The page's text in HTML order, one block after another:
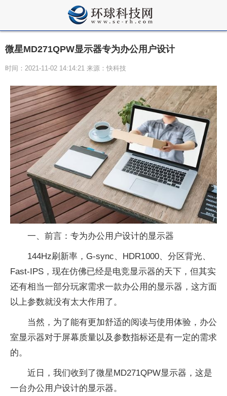
微星MD271QPW显示器专为办公用户设计
时间：2021-11-02 14:14:21 来源：快科技
一、前言：专为办公用户设计的显示器
144Hz刷新率，G-sync、HDR1000、分区背光、
Fast-IPS，现在仿佛已经是电竞显示器的天下，但其实
还有相当一部分玩家需求一款办公用的显示器，这方面
以上参数就没有太大作用了。
当然，为了能有更加舒适的阅读与使用体验，办公
室显示器对于屏幕质量以及参数指标还是有一定的需求
的。
近 日，我们收到了微星MD271QPW显示器，这是
一台办公用户设计的显示器。